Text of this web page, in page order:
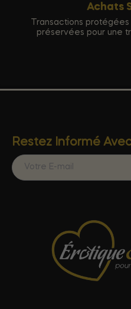
Achats
Transactions
préservées pour une
Restez Informé